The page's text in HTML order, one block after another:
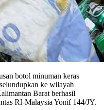
botol minuman keras
ke wilayah
Barat berhasil
RI-Malaysia Yonif 144/JY.